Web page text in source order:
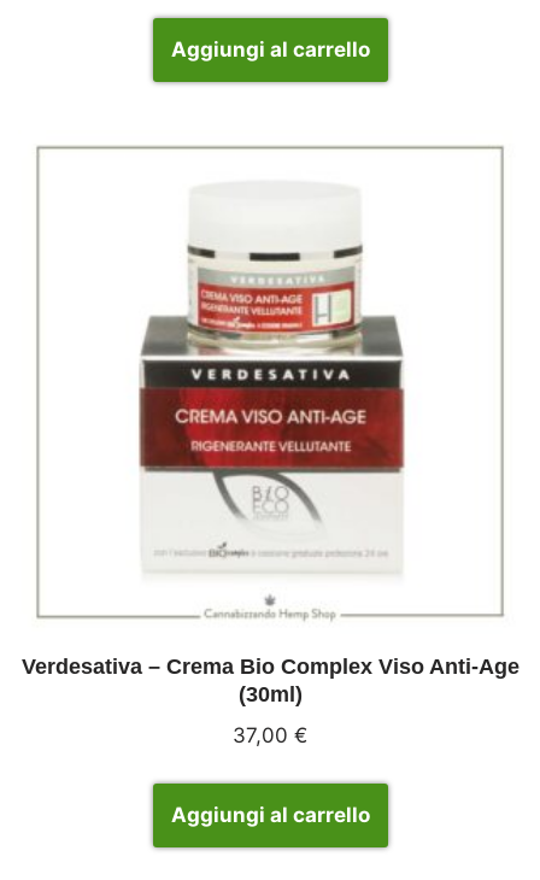
Aggiungi al carrello
Verdesativa – Crema Bio Complex Viso Anti-Age
(30ml)
37,00 €
Aggiungi al carrello